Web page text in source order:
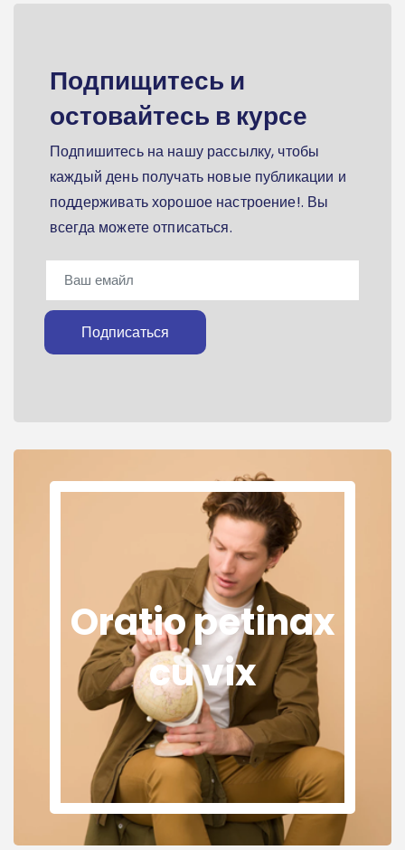
Подпищитесь и
остовайтесь в курсе
Подпишитесь на нашу рассылку, чтобы
каждый день получать новые публикации и
поддерживать хорошое настроение!. Вы
всегда можете отписаться.
Подписаться
Oratio petinax
cu vix